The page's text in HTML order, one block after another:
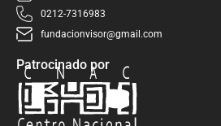
0212-7316983
fundacionvisor@gmail.com
Patrocinado por